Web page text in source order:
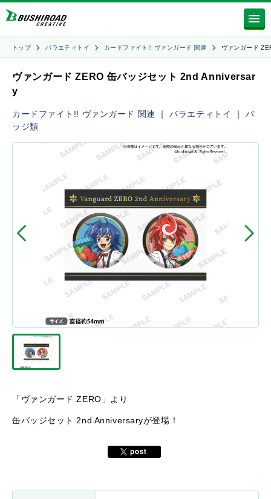
トップ バラエティトイ カードファイト!! ヴァンガード 関連 ヴァンガード
ヴァンガード ZERO 缶バッジセット 2nd Anniversar
y
カードファイト!! ヴァンガード 関連 ｜バラエティトイ ｜ バ
ッジ類
「ヴァンガード ZERO」より
缶バッジセット 2nd Anniversaryが登場！